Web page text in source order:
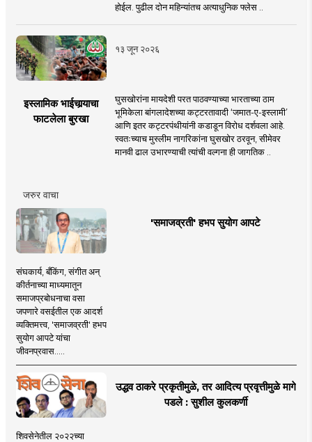
होईल. पुढील दोन महिन्यांतच अत्याधुनिक फ्लेस ..
१३ जून २०२६
इस्लामिक भाईचार्‍याचा
फाटलेला बुरखा
घुसखोरांना मायदेशी परत पाठवण्याच्या भारताच्या ठाम
भूमिकेला बांगलादेशच्या कट्टरतावादी ‘जमात-ए-इस्लामी’
आणि इतर कट्टरपंथीयांनी कडाडून विरोध दर्शवला आहे.
स्वतःच्याच मुस्लीम नागरिकांना घुसखोर ठरवून, सीमेवर
मानवी ढाल उभारण्याची त्यांची वल्गना ही जागतिक ..
जरुर वाचा
'समाजव्रती' हभप सुयोग आपटे
संघकार्य, बँकिंग, संगीत अन्
कीर्तनाच्या माध्यमातून
समाजप्रबोधनाचा वसा
जपणारे वसईतील एक आदर्श
व्यक्तिमत्त्व, 'समाजव्रती' हभप
सुयोग आपटे यांचा
जीवनप्रवास.....
उद्धव ठाकरे प्रकृतीमुळे, तर आदित्य प्रवृत्तीमुळे मागे
पडले : सुशील कुलकर्णी
शिवसेनेतील २०२२च्या